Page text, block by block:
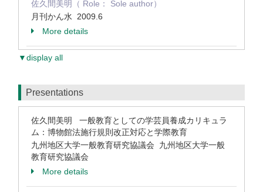
佐久間美明（ Role： Sole author）
月刊かん水 2009.6
More details
▼display all
Presentations
佐久間美明 一般教育としての学芸員養成カリキュラ
ム：博物館法施行規則改正対応と学際教育
九州地区大学一般教育研究協議会 九州地区大学一般
教育研究協議会
More details